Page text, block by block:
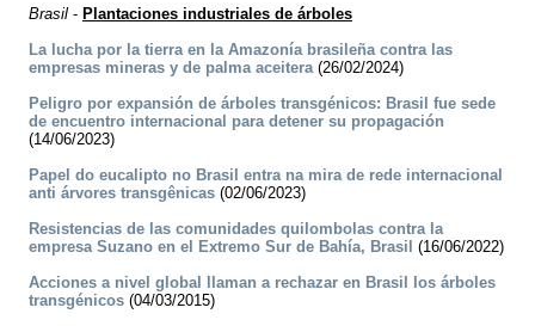
Brasil - Plantaciones industriales de árboles
La lucha por la tierra en la Amazonía brasileña contra las
empresas mineras y de palma aceitera(26/02/2024)
Peligro por expansión de árboles transgénicos: Brasil fue sede
de encuentro internacional para detener su propagación
(14/06/2023)
Papel do eucalipto no Brasil entra na mira de rede internacional
anti árvores transgênicas (02/06/2023)
Resistencias de las comunidades quilombolas contra la
empresa Suzano en el Extremo Sur de Bahía, Brasil (16/06/2022)
Acciones a nivel global llaman a rechazar en Brasil los árboles
transgénicos (04/03/2015)